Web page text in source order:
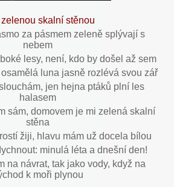
zelenou skalní stěnou
za pásmem zeleně splývají s
nebem
lesy, není, kdo by došel až sem
luna jasně rozlévá svou zář
jen hejna ptáků plní les
halasem
sám, domovem je mi zelená skalní
stěna
žiji, hlavu mám už docela bílou
minulá léta a dnešní den!
na návrat, tak jako vody, když na
k moři plynou